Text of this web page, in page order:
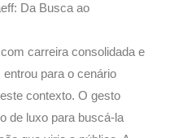
Da Busca ao
carreira consolidada e
para o cenário
contexto. O gesto
de luxo para buscá-la